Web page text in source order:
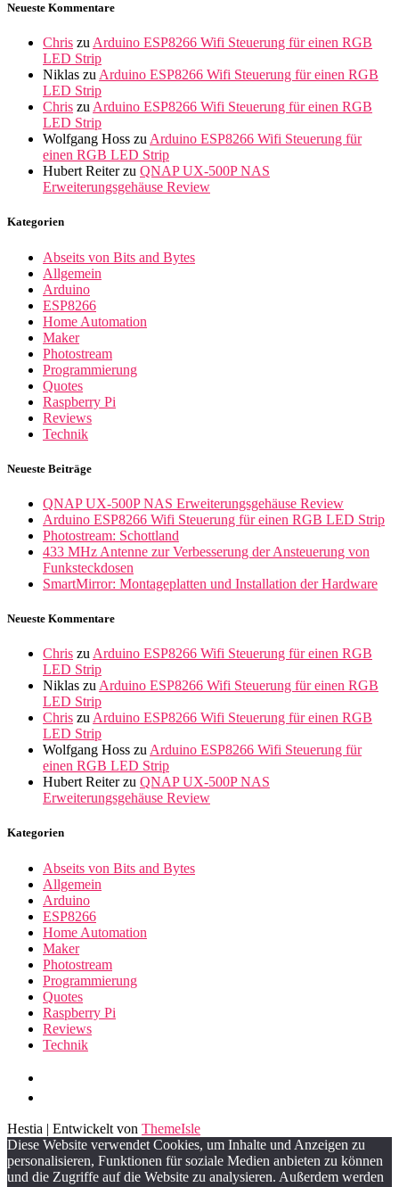
Neueste Kommentare
Chris zu Arduino ESP8266 Wifi Steuerung für einen RGB
LED Strip
Niklas zu Arduino ESP8266 Wifi Steuerung für einen RGB
LED Strip
Chris zu Arduino ESP8266 Wifi Steuerung für einen RGB
LED Strip
Wolfgang Hoss zu Arduino ESP8266 Wifi Steuerung für
einen RGB LED Strip
Hubert Reiterzu QNAP UX-500P NAS
Erweiterungsgehäuse Review
Kategorien
Abseits von Bits and Bytes
Allgemein
Arduino
ESP8266
Home Automation
Maker
Photostream
Programmierung
Quotes
Raspberry Pi
Reviews
Technik
Neueste Beiträge
QNAP UX-500P NAS Erweiterungsgehäuse Review
Arduino ESP8266 Wifi Steuerung für einen RGB LED Strip
Photostream: Schottland
433 MHz Antenne zur Verbesserung der Ansteuerung von
Funksteckdosen
SmartMirror: Montageplatten und Installation der Hardware
Neueste Kommentare
Chris zu Arduino ESP8266 Wifi Steuerung für einen RGB
LED Strip
Niklas zu Arduino ESP8266 Wifi Steuerung für einen RGB
LED Strip
Chris zu Arduino ESP8266 Wifi Steuerung für einen RGB
LED Strip
Wolfgang Hoss zu Arduino ESP8266 Wifi Steuerung für
einen RGB LED Strip
Hubert Reiterzu QNAP UX-500P NAS
Erweiterungsgehäuse Review
Kategorien
Abseits von Bits and Bytes
Allgemein
Arduino
ESP8266
Home Automation
Maker
Photostream
Programmierung
Quotes
Raspberry Pi
Reviews
Technik
Hestia | Entwickelt von ThemeIsle
Diese Website verwendet Cookies, um Inhalte und Anzeigen zu
personalisieren, Funktionen für soziale Medien anbieten zu können
und die Zugriffe auf die Website zu analysieren. Außerdem werden